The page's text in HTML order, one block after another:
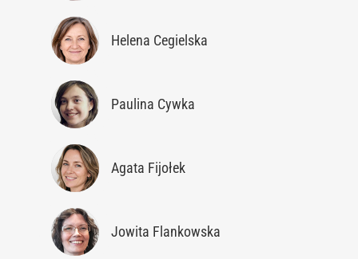
Helena Cegielska
Paulina Cywka
Agata Fijołek
Jowita Flankowska